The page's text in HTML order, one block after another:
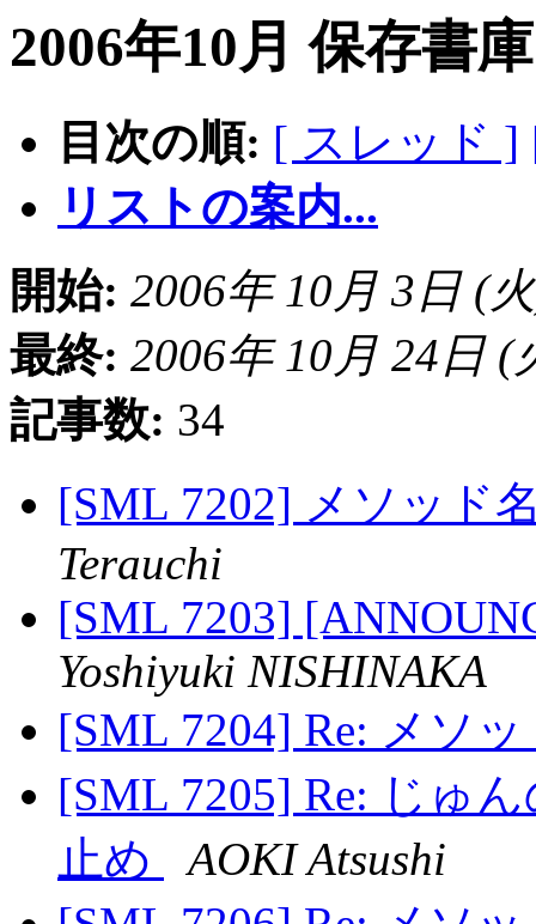
2006年10月 保存書
目次の順: [ スレッド ]
リストの案内...
開始: 2006年 10月 3日 (
最終: 2006年 10月 24日 (
記事数: 34
[SML 7202] メソッド
Terauchi
[SML 7203]
Yoshiyuki NISHINAKA
[SML 7204] Re: メソ
[SML 7205] Re: じゅ
止め
AOKI Atsushi